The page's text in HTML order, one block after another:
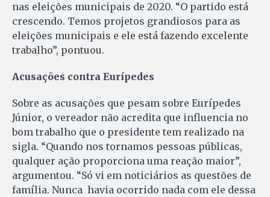
nas eleições municipais de 2020. “O partido está
crescendo. Temos projetos grandiosos para as
eleições municipais e ele está fazendo excelente
trabalho”, pontuou.
Acusações contra Eurípedes
Sobre as acusações que pesam sobre Eurípedes
Júnior, o vereador não acredita que influencia no
bom trabalho que o presidente tem realizado na
sigla. “Quando nos tornamos pessoas públicas,
qualquer ação proporciona uma reação maior”,
argumentou. “Só vi em noticiários as questões de
família. Nunca havia ocorrido nada com ele dessa